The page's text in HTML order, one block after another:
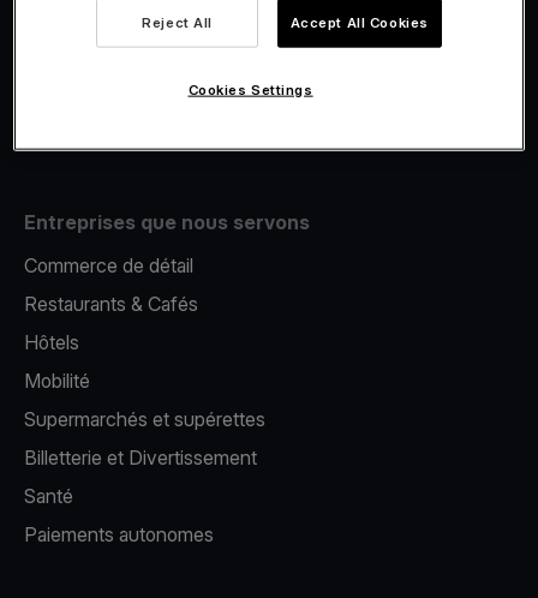
E-Reporting
Entreprises que nous servons
Commerce de détail
Restaurants & Cafés
Hôtels
Mobilité
Supermarchés et supérettes
Billetterie et Divertissement
Santé
Paiements autonomes
Reject All Accept All Cookies
Cookies Settings